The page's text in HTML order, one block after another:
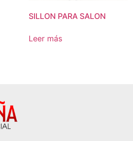
SILLON PARA SALON
Leer más